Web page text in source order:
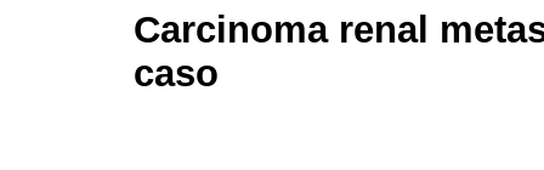
Carcinoma renal
caso